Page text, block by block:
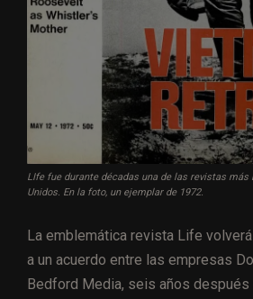
LIfe fue durante décadas una de las revistas
Unidos. En la foto, un ejemplar de 1972.
La emblemática revista Life
a un acuerdo entre las empresas
Bedford Media, seis años